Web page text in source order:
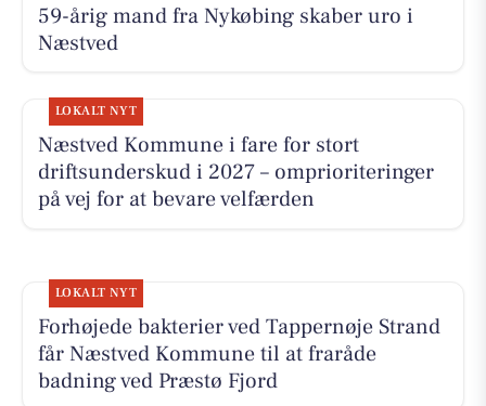
59-årig mand fra Nykøbing skaber uro i
Næstved
LOKALT NYT
Næstved Kommune i fare for stort
driftsunderskud i 2027 – omprioriteringer
på vej for at bevare velfærden
LOKALT NYT
Forhøjede bakterier ved Tappernøje Strand
får Næstved Kommune til at fraråde
badning ved Præstø Fjord